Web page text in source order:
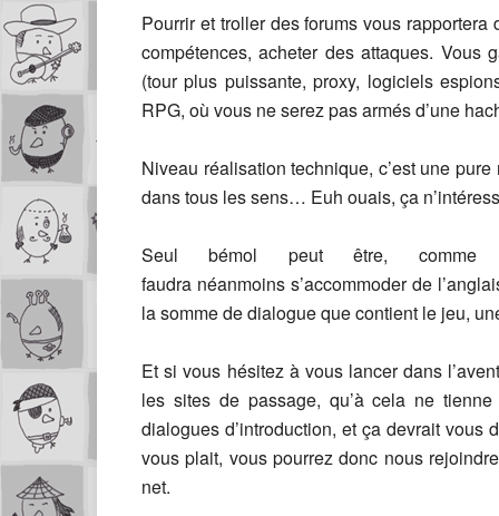
Pourrir et troller des forums vous
compétences, acheter des attaques. Vous
(tour plus puissante, proxy, logiciels
RPG, où vous ne serez pas armés d’une
Niveau réalisation technique, c’est une
dans tous les sens… Euh ouais, ça
Seul bémol peut être,
faudra néanmoins s’accommoder de
la somme de dialogue que contient le jeu,
Et si vous hésitez à vous lancer dans
les sites de passage, qu’à cela ne
dialogues d’introduction, et ça devrait
vous plait, vous pourrez donc nous
net.